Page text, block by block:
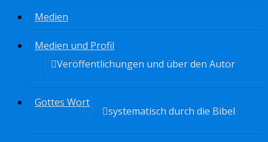
Medien
Medien und Profil
Veröffentlichungen und über den Autor
Gottes Wort
systematisch durch die Bibel